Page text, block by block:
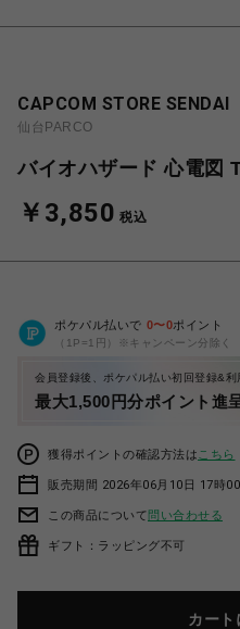
CAPCOM STORE SENDAI
仙台PARCO
バイオハザード 心電
￥3,850 税込
ポケパル払いで 0〜0ポイント
（1P=1円）※キャンペーン分除く
会員登録後、ポケパル払い初回登録&利
最大1,500円分ポイント進
獲得ポイントの確認方法は こちら
販売期間 2026年06月10日 17時
この商品について問い合わせる
ギフト：ラッピング不可
カート